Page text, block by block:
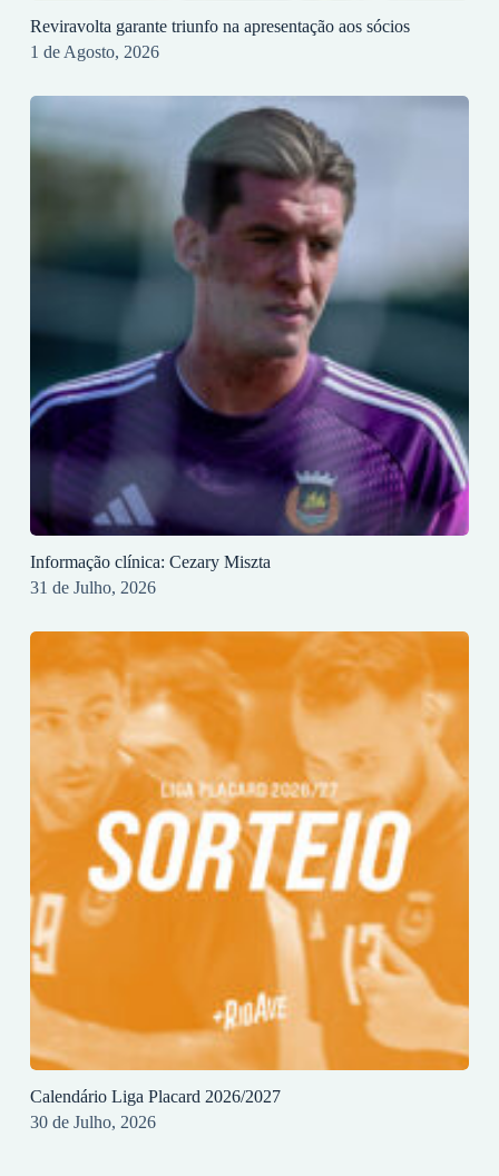
Reviravolta garante triunfo na apresentação aos sócios
1 de Agosto, 2026
Informação clínica: Cezary Miszta
31 de Julho, 2026
Calendário Liga Placard 2026/2027
30 de Julho, 2026